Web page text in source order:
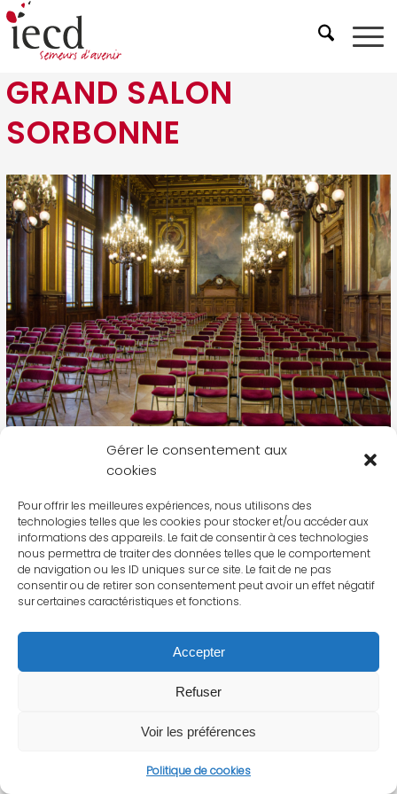
Gérer le consentement aux
cookies
Pour offrir les meilleures expériences, nous utilisons des
technologies telles que les cookies pour stocker et/ou accéder aux
informations des appareils. Le fait de consentir à ces technologies
nous permettra de traiter des données telles que le comportement
de navigation ou les ID uniques sur ce site. Le fait de ne pas
consentir ou de retirer son consentement peut avoir un effet négatif
sur certaines caractéristiques et fonctions.
Accepter
Refuser
Voir les préférences
Politique de cookies
GRAND SALON
SORBONNE